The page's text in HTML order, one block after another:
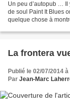
Un peu d’autopub …
de soul Paint It Blues
quelque chose à
La frontera
Publié le 02/07/2014
Par Jean-Marc